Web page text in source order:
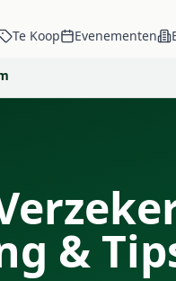
Te Koop Evenementen
&